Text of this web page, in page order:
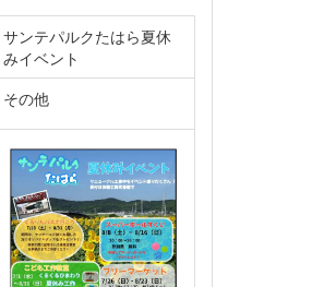
サンテパルクたはら夏休
みイベント
その他